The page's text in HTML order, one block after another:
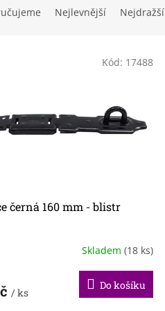
Nejlevnější Nejdražší
černá 160 mm - blistr
Skladem (18 ks)
/ ks
Do košíku
Kód: 17488